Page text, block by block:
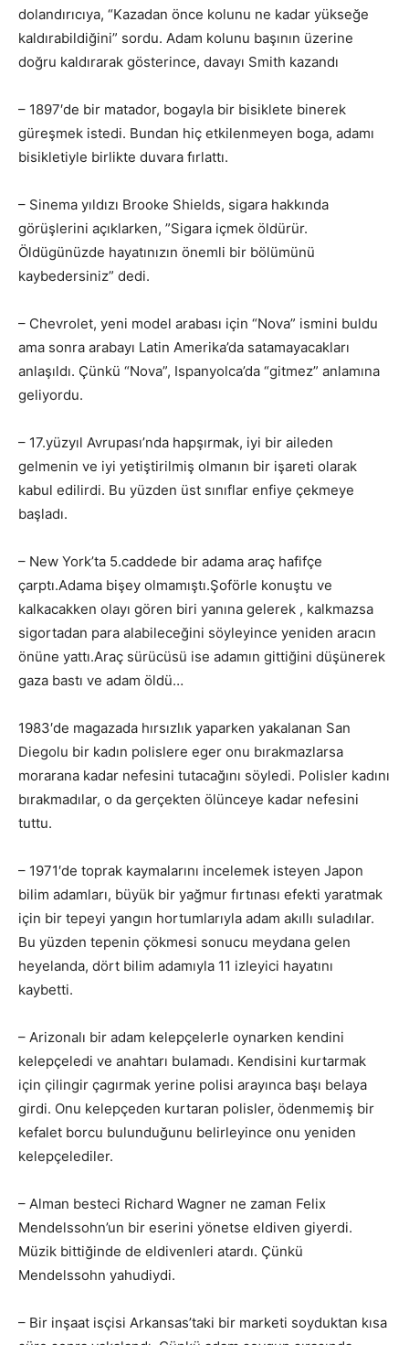
dolandırıcıya, “Kazadan önce kolunu ne kadar yükseğe
kaldırabildiğini” sordu. Adam kolunu başının üzerine
doğru kaldırarak gösterince, davayı Smith kazandı
– 1897′de bir matador, bogayla bir bisiklete binerek
güreşmek istedi. Bundan hiç etkilenmeyen boga, adamı
bisikletiyle birlikte duvara fırlattı.
– Sinema yıldızı Brooke Shields, sigara hakkında
görüşlerini açıklarken, ”Sigara içmek öldürür.
Öldügünüzde hayatınızın önemli bir bölümünü
kaybedersiniz” dedi.
– Chevrolet, yeni model arabası için “Nova” ismini buldu
ama sonra arabayı Latin Amerika’da satamayacakları
anlaşıldı. Çünkü “Nova”, Ispanyolca’da “gitmez” anlamına
geliyordu.
– 17.yüzyıl Avrupası’nda hapşırmak, iyi bir aileden
gelmenin ve iyi yetiştirilmiş olmanın bir işareti olarak
kabul edilirdi. Bu yüzden üst sınıflar enfiye çekmeye
başladı.
– New York’ta 5.caddede bir adama araç hafifçe
çarptı.Adama bişey olmamıştı.Şoförle konuştu ve
kalkacakken olayı gören biri yanına gelerek , kalkmazsa
sigortadan para alabileceğini söyleyince yeniden aracın
önüne yattı.Araç sürücüsü ise adamın gittiğini düşünerek
gaza bastı ve adam öldü…
1983′de magazada hırsızlık yaparken yakalanan San
Diegolu bir kadın polislere eger onu bırakmazlarsa
morarana kadar nefesini tutacağını söyledi. Polisler kadını
bırakmadılar, o da gerçekten ölünceye kadar nefesini
tuttu.
– 1971′de toprak kaymalarını incelemek isteyen Japon
bilim adamları, büyük bir yağmur fırtınası efekti yaratmak
için bir tepeyi yangın hortumlarıyla adam akıllı suladılar.
Bu yüzden tepenin çökmesi sonucu meydana gelen
heyelanda, dört bilim adamıyla 11 izleyici hayatını
kaybetti.
– Arizonalı bir adam kelepçelerle oynarken kendini
kelepçeledi ve anahtarı bulamadı. Kendisini kurtarmak
için çilingir çagırmak yerine polisi arayınca başı belaya
girdi. Onu kelepçeden kurtaran polisler, ödenmemiş bir
kefalet borcu bulunduğunu belirleyince onu yeniden
kelepçelediler.
– Alman besteci Richard Wagner ne zaman Felix
Mendelssohn’un bir eserini yönetse eldiven giyerdi.
Müzik bittiğinde de eldivenleri atardı. Çünkü
Mendelssohn yahudiydi.
– Bir inşaat isçisi Arkansas’taki bir marketi soyduktan kısa